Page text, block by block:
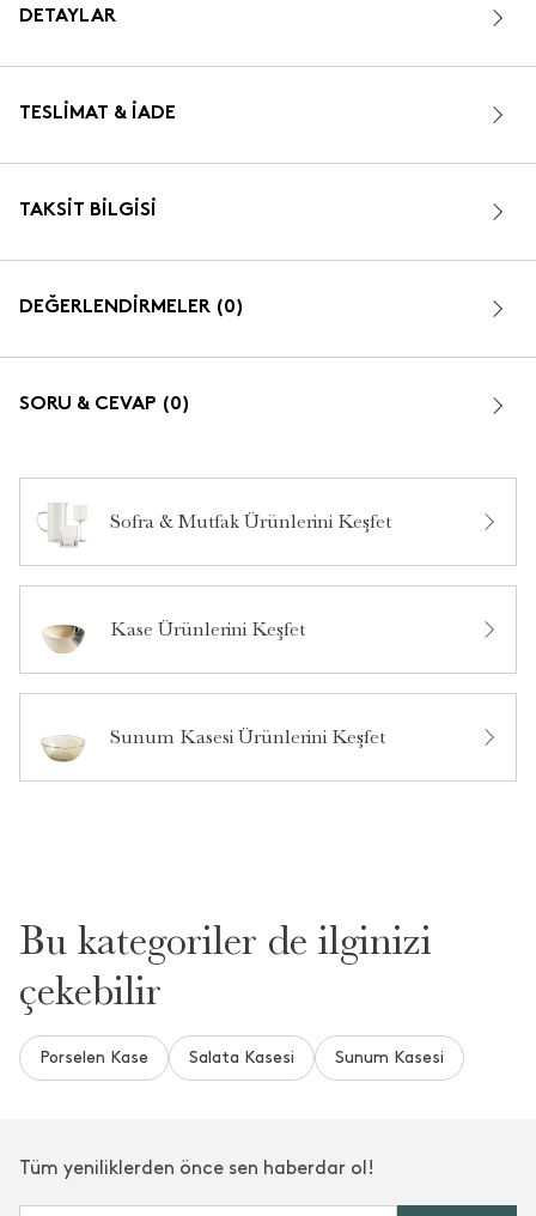
DETAYLAR
TESLIMAT & İADE
TAKSIT BILGISI
DEĞERLENDİRMELER (0)
SORU & CEVAP (0)
Bu ürün hakkında daha önce hiç soru sorulmamış.
Ürün Hakkında Soru Sor
Sofra & Mutfak Ürünlerini Keşfet
Kase Ürünlerini Keşfet
Sunum Kasesi Ürünlerini Keşfet
Bu kategoriler de ilginizi
çekebilir
Porselen Kase Salata Kasesi Sunum Kasesi
Tüm yeniliklerden önce sen haberdar ol!